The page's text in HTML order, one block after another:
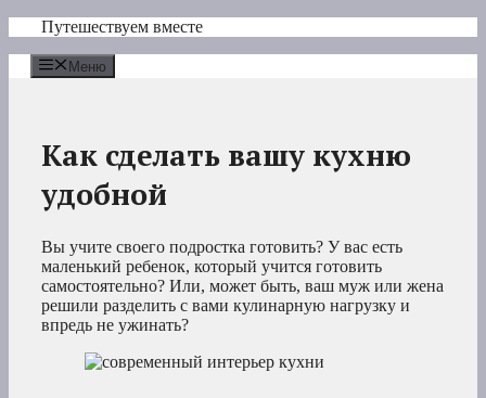
Перейти
содержимому
Путешествуем вместе
Меню
Как сделать вашу кухню
удобной
Вы учите своего подростка готовить? У вас есть
маленький ребенок, который учится готовить
самостоятельно? Или, может быть, ваш муж или жена
решили разделить с вами кулинарную нагрузку и
впредь не ужинать?